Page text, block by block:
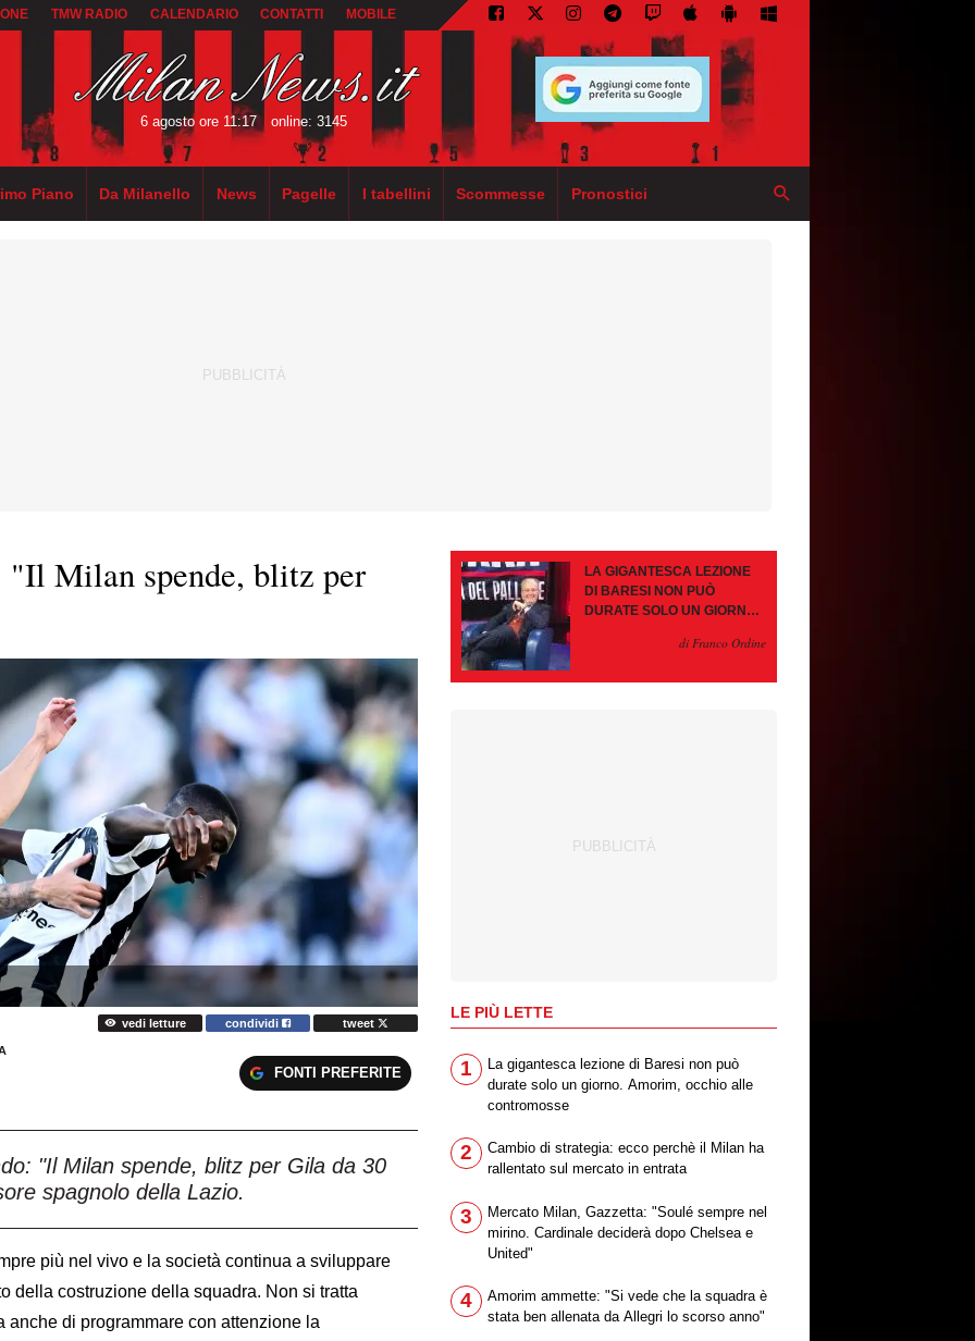
TMW RADIO CALENDARIO CONTATTI MOBILE
6 agosto ore 11:17 online: 3145
Piano Da Milanello News Pagelle I tabellini Scommesse Pronostici
Milan spende, blitz per
vedi letture condividi tweet
FONTI PREFERITE
"Il Milan spende, blitz per Gila da 30
spagnolo della Lazio.
più nel vivo e la società continua a sviluppare
della costruzione della squadra. Non si tratta
di programmare con attenzione la
LA GIGANTESCA LEZIONE
DI BARESI NON PUÒ
DURATE SOLO UN GIORNO.
CONTROMOSSEdi Franco Ordine
LE PIÙ LETTE
1
La gigantesca lezione di Baresi non può
durate solo un giorno. Amorim, occhio alle
contromosse
2
Cambio di strategia: ecco perchè il Milan ha
rallentato sul mercato in entrata
3
Mercato Milan, Gazzetta: "Soulé sempre nel
mirino. Cardinale deciderà dopo Chelsea e
United"
4
Amorim ammette: "Si vede che la squadra è
stata ben allenata da Allegri lo scorso anno"